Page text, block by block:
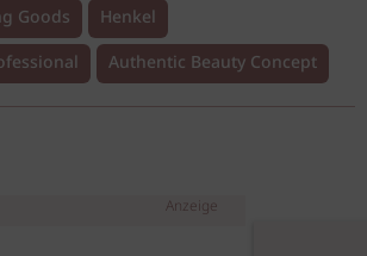
Goods
Henkel
Authentic Beauty Concept
Anzeige